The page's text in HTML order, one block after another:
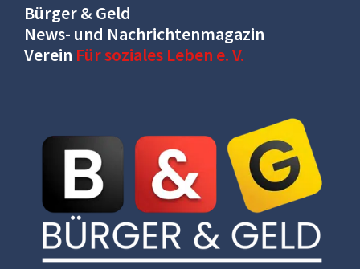
Bürger & Geld
News- und Nachrichtenmagazin
Verein Für soziales Leben e. V.